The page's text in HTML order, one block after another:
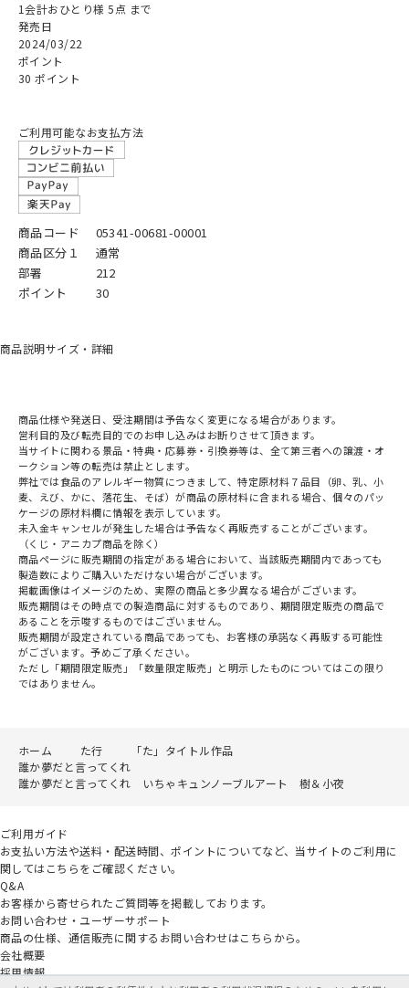
1会計おひとり様 5点 まで
発売日
2024/03/22
ポイント
30 ポイント
ご利用可能なお支払方法
商品コード
05341-00681-00001
商品区分１
通常
部署
212
ポイント
30
商品説明サイズ・詳細
商品仕様や発送日、受注期間は予告なく変更になる場合があります。
営利目的及び転売目的でのお申し込みはお断りさせて頂きます。
当サイトに関わる景品・特典・応募券・引換券等は、全て第三者への譲渡・オ
ークション等の転売は禁止とします。
弊社では食品のアレルギー物質につきまして、特定原材料７品目（卵、乳、小
麦、えび、かに、落花生、そば）が商品の原材料に含まれる場合、個々のパッ
ケージの原材料欄に情報を表示しています。
未入金キャンセルが発生した場合は予告なく再販売することがございます。
（くじ・アニカプ商品を除く）
商品ページに販売期間の指定がある場合において、当該販売期間内であっても
製造数によりご購入いただけない場合がございます。
掲載画像はイメージのため、実際の商品と多少異なる場合がございます。
販売期間はその時点での製造商品に対するものであり、期間限定販売の商品で
あることを示唆するものではございません。
販売期間が設定されている商品であっても、お客様の承諾なく再販する可能性
がございます。予めご了承ください。
ただし「期間限定販売」「数量限定販売」と明示したものについてはこの限り
ではありません。
ホーム た行
「た」タイトル作品
誰か夢だと言ってくれ
誰か夢だと言ってくれ いちゃキュンノーブルアート 樹＆小夜
ご利用ガイド
お支払い方法や送料・配送時間、ポイントについてなど、当サイトのご利用に
関してはこちらをご確認ください。
Q&A
お客様から寄せられたご質問等を掲載しております。
お問い合わせ・ユーザーサポート
商品の仕様、通信販売に関するお問い合わせはこちらから。
会社概要
採用情報